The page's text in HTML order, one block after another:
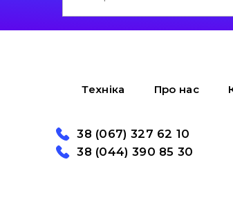
Техніка Про нас
38 (067) 327 62 10
38 (044) 390 85 30